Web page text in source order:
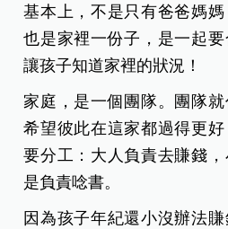
基本上，不是只有爸爸媽
也是家裡一份子，是一起
讓孩子知道家裡的狀況！
家庭，是一個團隊。團隊
希望彼此在這家都過得更
要分工：大人負責去賺錢
是負責唸書。
因為孩子年紀還小沒辦法賺